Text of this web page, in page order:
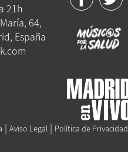
21h
64,
España
| Aviso Legal | Política de Privacidad